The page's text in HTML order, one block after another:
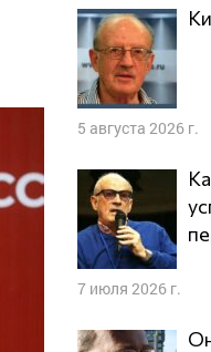
5 августа 2026 г.
Как падет Путин: Хроника
7 июля 2026 г.